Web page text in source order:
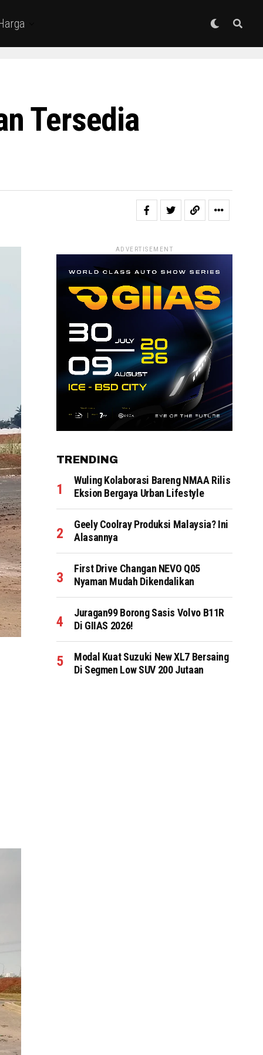
Tersedia
ADVERTISEMENT
TRENDING
Wuling Kolaborasi Bareng NMAA Rilis
Eksion Bergaya Urban Lifestyle
Geely Coolray Produksi Malaysia? Ini
Alasannya
First Drive Changan NEVO Q05
Nyaman Mudah Dikendalikan
Juragan99 Borong Sasis Volvo B11R
Di GIIAS 2026!
Modal Kuat Suzuki New XL7 Bersaing
Di Segmen Low SUV 200 Jutaan